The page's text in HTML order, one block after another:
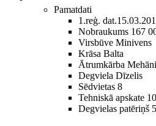
Pamatdati
1.reģ. dat.
Nobraukums 167
Virsbūve Minivens
Krāsa Balta
Ātrumkārba
Degviela Dīzelis
Sēdvietas 8
Tehniskā apskate
Degvielas patēriņš